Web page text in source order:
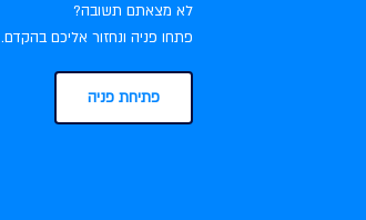
לא מצאתם תשובה?
פתחו פניה ונחזור אליכם בהקדם.
פתיחת פניה